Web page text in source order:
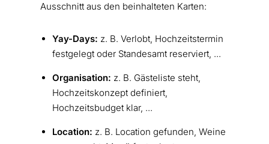
Ausschnitt aus den beinhalteten Karten:
Yay-Days: z. B. Verlobt, Hochzeitstermin
festgelegt oder Standesamt reserviert, ...
Organisation: z. B. Gästeliste steht,
Hochzeitskonzept definiert,
Hochzeitsbudget klar, ...
Location: z. B. Location gefunden, Weine